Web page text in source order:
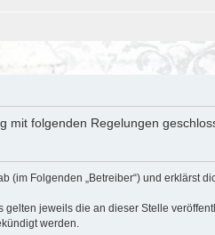
mit folgenden Regelungen
(im Folgenden „Betreiber“) und erklärst
jeweils die an dieser Stelle
werden.